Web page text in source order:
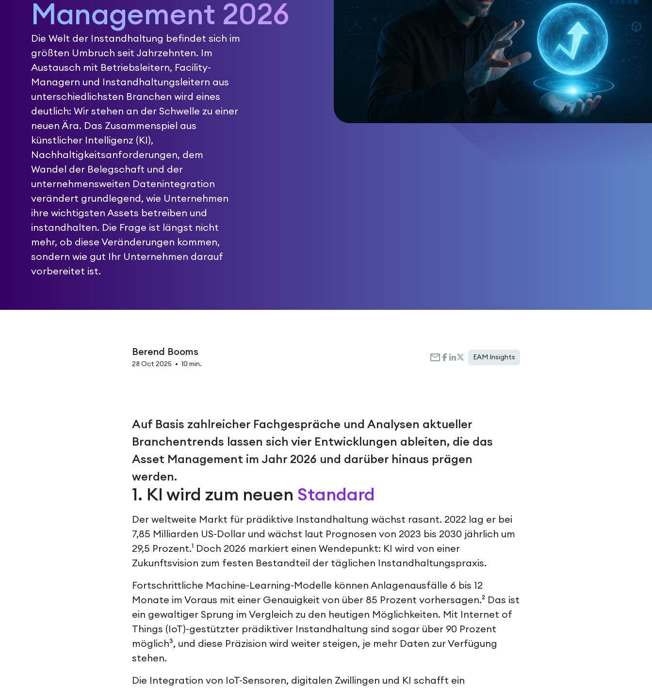
Management 2026
Die Welt der Instandhaltung befindet sich im
größten Umbruch seit Jahrzehnten. Im
Austausch mit Betriebsleitern, Facility-
Managern und Instandhaltungsleitern aus
unterschiedlichsten Branchen wird eines
deutlich: Wir stehen an der Schwelle zu einer
neuen Ära. Das Zusammenspiel aus
künstlicher Intelligenz (KI),
Nachhaltigkeitsanforderungen, dem
Wandel der Belegschaft und der
unternehmensweiten Datenintegration
verändert grundlegend, wie Unternehmen
ihre wichtigsten Assets betreiben und
instandhalten. Die Frage ist längst nicht
mehr, ob diese Veränderungen kommen,
sondern wie gut Ihr Unternehmen darauf
vorbereitet ist.
Berend Booms
28 Oct 2025 • 10 min.
EAM Insights
Auf Basis zahlreicher Fachgespräche und Analysen aktueller
Branchentrends lassen sich vier Entwicklungen ableiten, die das
Asset Management im Jahr 2026 und darüber hinaus prägen
werden.
1. KI wird zum neuen Standard
Der weltweite Markt für prädiktive Instandhaltung wächst rasant. 2022 lag er bei
7,85 Milliarden US-Dollar und wächst laut Prognosen von 2023 bis 2030 jährlich um
29,5 Prozent.¹ Doch 2026 markiert einen Wendepunkt: KI wird von einer
Zukunftsvision zum festen Bestandteil der täglichen Instandhaltungspraxis.
Fortschrittliche Machine-Learning-Modelle können Anlagenausfälle 6 bis 12
Monate im Voraus mit einer Genauigkeit von über 85 Prozent vorhersagen.² Das ist
ein gewaltiger Sprung im Vergleich zu den heutigen Möglichkeiten. Mit Internet of
Things (IoT)-gestützter prädiktiver Instandhaltung sind sogar über 90 Prozent
möglich³, und diese Präzision wird weiter steigen, je mehr Daten zur Verfügung
stehen.
Die Integration von IoT-Sensoren, digitalen Zwillingen und KI schafft ein